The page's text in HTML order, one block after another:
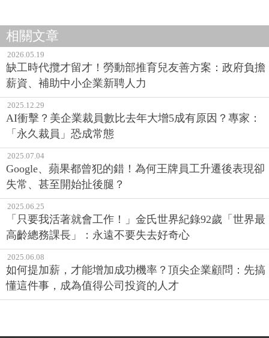
相關文章
2026.05.19
缺工時代攬才留才！勞動部推育兒友善方案：政府負擔
薪資、補助中小企業新聘人力
2025.12.29
AI衝擊？美企業裁員數比去年大增5成有原因？專家：
「永久裁員」恐成常態
2025.07.04
Google、蘋果都曾犯的錯！為何王牌員工升遷後表現卻
失常、甚至開始扯後腿？
2025.06.25
「只要我活著就會工作！」金氏世界紀錄92歲「世界最
高齡總務課長」：永遠不要失去好奇心
2025.06.08
如何提加薪，才能增加成功機率？頂尖企業顧問：先搞
懂這件事，成為值得公司投資的人才